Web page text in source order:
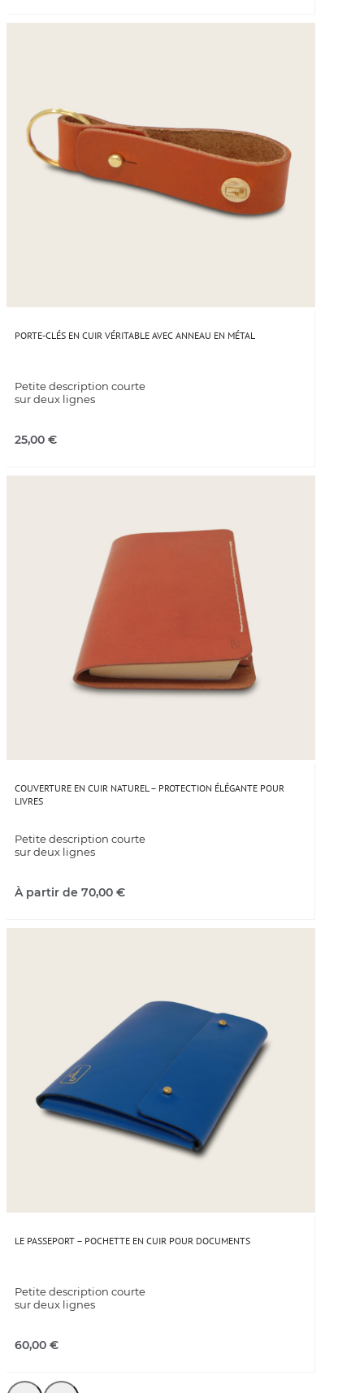
PORTE-CLÉS EN CUIR VÉRITABLE AVEC ANNEAU EN MÉTAL
Petite description courte
sur deux lignes
25,00 €
COUVERTURE EN CUIR NATUREL – PROTECTION ÉLÉGANTE POUR
LIVRES
Petite description courte
sur deux lignes
À partir de 70,00 €
LE PASSEPORT – POCHETTE EN CUIR POUR DOCUMENTS
Petite description courte
sur deux lignes
60,00 €